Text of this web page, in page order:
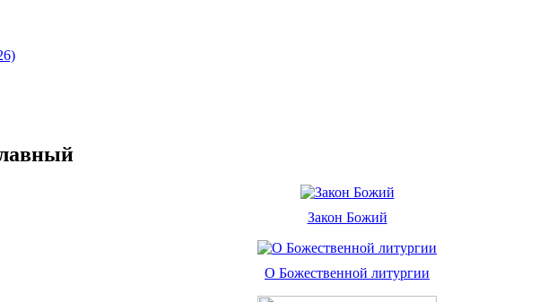
Закон Божий
О Божественной литургии